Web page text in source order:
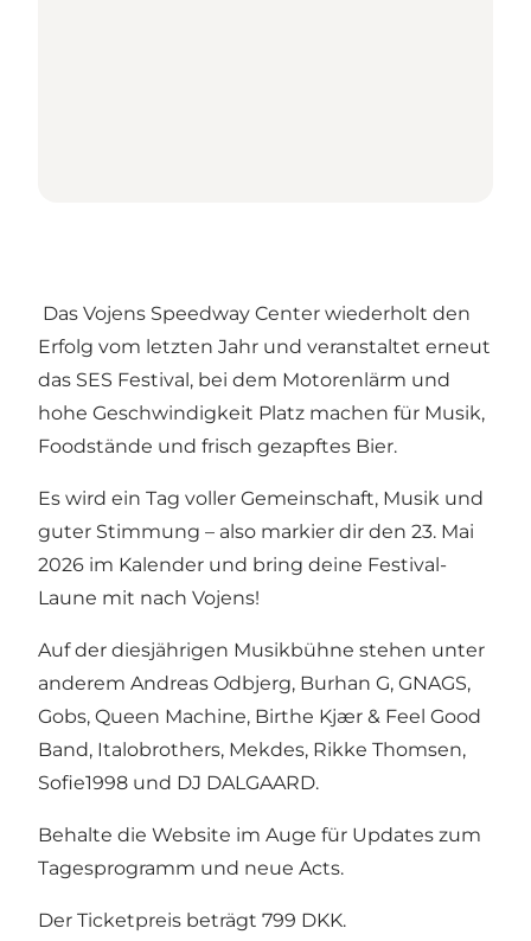
Das Vojens Speedway Center wiederholt den
Erfolg vom letzten Jahr und veranstaltet erneut
das SES Festival, bei dem Motorenlärm und
hohe Geschwindigkeit Platz machen für Musik,
Foodstände und frisch gezapftes Bier.
Es wird ein Tag voller Gemeinschaft, Musik und
guter Stimmung – also markier dir den 23. Mai
2026 im Kalender und bring deine Festival-
Laune mit nach Vojens!
Auf der diesjährigen Musikbühne stehen unter
anderem Andreas Odbjerg, Burhan G, GNAGS,
Gobs, Queen Machine, Birthe Kjær & Feel Good
Band, Italobrothers, Mekdes, Rikke Thomsen,
Sofie1998 und DJ DALGAARD.
Behalte die Website im Auge für Updates zum
Tagesprogramm und neue Acts.
Der Ticketpreis beträgt 799 DKK.